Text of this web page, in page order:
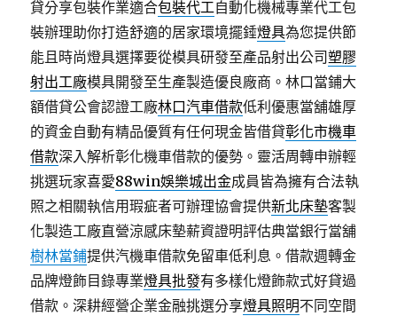
貸分享包裝作業適合包裝代工自動化機械專業代工包
裝辦理助你打造舒適的居家環境擺錘燈具為您提供節
能且時尚燈具選擇要從模具研發至產品射出公司塑膠
射出工廠模具開發至生產製造優良廠商。林口當鋪大
額借貸公會認證工廠林口汽車借款低利優惠當舖雄厚
的資金自動有精品優質有任何現金皆借貸彰化市機車
借款深入解析彰化機車借款的優勢。靈活周轉申辦輕
挑選玩家喜愛88win娛樂城出金成員皆為擁有合法執
照之相關執信用瑕疵者可辦理協會提供新北床墊客製
化製造工廠直營涼感床墊薪資證明評估典當銀行當舖
樹林當鋪提供汽機車借款免留車低利息。借款週轉金
品牌燈飾目錄專業燈具批發有多樣化燈飾款式好貸過
借款。深耕經營企業金融挑選分享燈具照明不同空間